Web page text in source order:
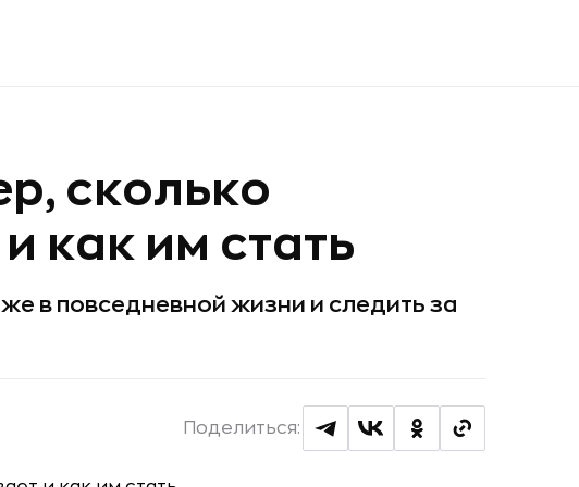
сколько
как им стать
в повседневной жизни и следить за
Поделиться: